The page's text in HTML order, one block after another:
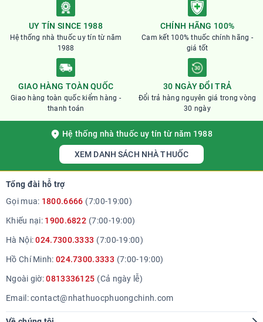
UY TÍN SINCE 1988
Hệ thống nhà thuốc uy tín từ năm
1988
CHÍNH HÃNG 100%
Cam kết 100% thuốc chính hãng -
giá tốt
GIAO HÀNG TOÀN QUỐC
Giao hàng toàn quốc kiểm hàng -
thanh toán
30 NGÀY ĐỔI TRẢ
Đổi trả hàng nguyên giá trong vòng
30 ngày
Hệ thống nhà thuốc uy tín từ năm 1988
XEM DANH SÁCH NHÀ THUỐC
Tổng đài hỗ trợ
Gọi mua: 1800.6666 (7:00-19:00)
Khiếu nại: 1900.6822 (7:00-19:00)
Hà Nội:024.7300.3333 (7:00-19:00)
Hồ Chí Minh: 024.7300.3333 (7:00-19:00)
Ngoài giờ:0813336125 (Cả ngày lễ)
Email:contact@nhathuocphuongchinh.com